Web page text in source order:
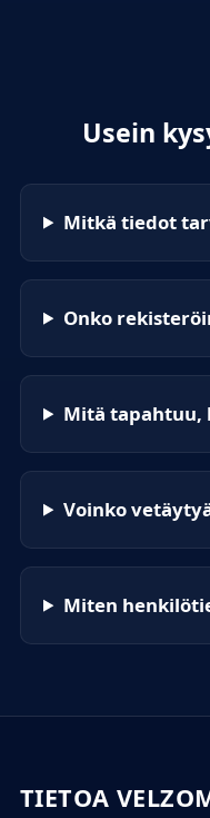
Usein
Mitkä tiedot
Onko
Mitä tapahtuu,
Voinko
Miten
TIETOA